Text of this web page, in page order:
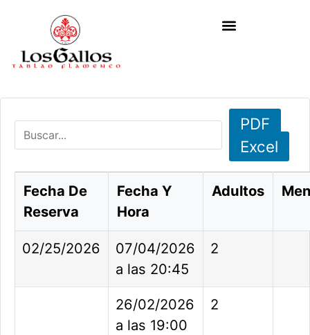
PDF
Excel
Fecha De
Reserva
Fecha Y
Hora
Adultos
02/25/2026
07/04/2026
a las 20:45
2
26/02/2026
a las 19:00
2